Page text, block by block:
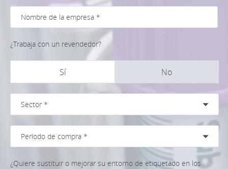
¿Trabaja con un revendedor?
Sí No
¿Quiere sustituir o mejorar su entorno de etiquetado en los